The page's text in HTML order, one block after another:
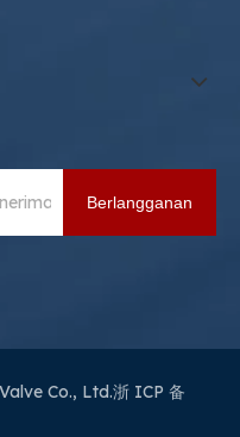
Berlangganan
Co., Ltd.浙 ICP 备